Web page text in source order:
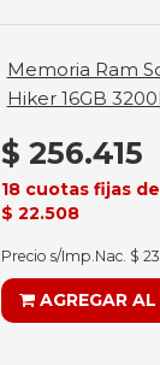
Memoria Ram
Hiker 16GB
$ 256.415
18 cuotas fijas de
$ 22.508
Precio s/Imp.Nac. $
AGREGAR